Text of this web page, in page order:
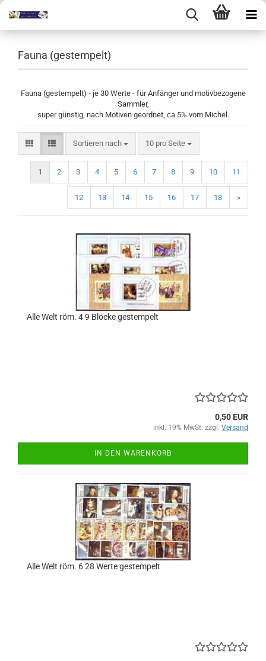
Fauna (gestempelt)
Fauna (gestempelt) - je 30 Werte - für Anfänger und motivbezogene
Sammler,
super günstig, nach Motiven geordnet, ca 5% vom Michel.
Sortieren nach
Sortieren nach 10 pro Seite
pro Seite
1 2 3 4 5 6 7 8 9 10 11
12 13 14 15 16 17 18 »
Alle Welt röm. 4 9 Blöcke gestempelt
0,50 EUR
inkl. 19% MwSt. zzgl. Versand
IN DEN WARENKORB
Alle Welt röm. 6 28 Werte gestempelt